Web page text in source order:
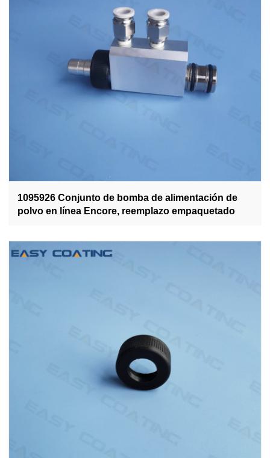
1095926 Conjunto de bomba de alimentación de
polvo en línea Encore, reemplazo empaquetado